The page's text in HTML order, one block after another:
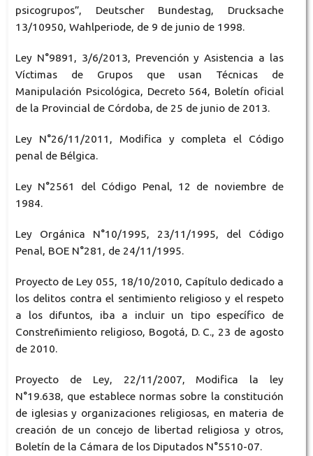
psicogrupos”, Deutscher Bundestag, Drucksache
13/10950, Wahlperiode, de 9 de junio de 1998.
Ley N°9891, 3/6/2013, Prevención y Asistencia a las
Víctimas de Grupos que usan Técnicas de
Manipulación Psicológica, Decreto 564, Boletín oficial
de la Provincial de Córdoba, de 25 de junio de 2013.
Ley N°26/11/2011, Modifica y completa el Código
penal de Bélgica.
Ley N°2561 del Código Penal, 12 de noviembre de
1984.
Ley Orgánica N°10/1995, 23/11/1995, del Código
Penal, BOE N°281, de 24/11/1995.
Proyecto de Ley 055, 18/10/2010, Capítulo dedicado a
los delitos contra el sentimiento religioso y el respeto
a los difuntos, iba a incluir un tipo específico de
Constreñimiento religioso, Bogotá, D. C., 23 de agosto
de 2010.
Proyecto de Ley, 22/11/2007, Modifica la ley
N°19.638, que establece normas sobre la constitución
de iglesias y organizaciones religiosas, en materia de
creación de un concejo de libertad religiosa y otros,
Boletín de la Cámara de los Diputados N°5510-07.